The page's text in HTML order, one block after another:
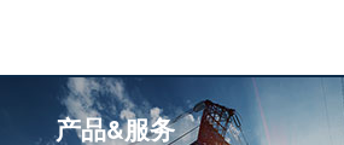
产品&服务